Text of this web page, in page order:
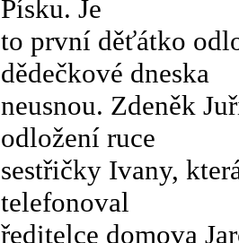
Písku. Je
to první děťátko
dědečkové dneska
neusnou. Zdeněk
odložení ruce
sestřičky Ivany,
telefonoval
ředitelce domova